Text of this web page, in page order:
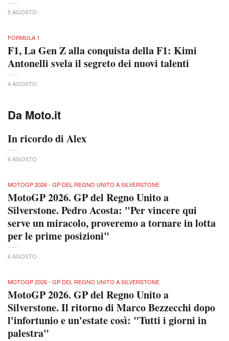
5 AGOSTO
FORMULA 1
F1, La Gen Z alla conquista della F1: Kimi
Antonelli svela il segreto dei nuovi talenti
4 AGOSTO
Da Moto.it
In ricordo di Alex
6 AGOSTO
MOTOGP 2026 - GP DEL REGNO UNITO A SILVERSTONE
MotoGP 2026. GP del Regno Unito a
Silverstone. Pedro Acosta: "Per vincere qui
serve un miracolo, proveremo a tornare in lotta
per le prime posizioni"
6 AGOSTO
MOTOGP 2026 - GP DEL REGNO UNITO A SILVERSTONE
MotoGP 2026. GP del Regno Unito a
Silverstone. Il ritorno di Marco Bezzecchi dopo
l'infortunio e un'estate così: "Tutti i giorni in
palestra"